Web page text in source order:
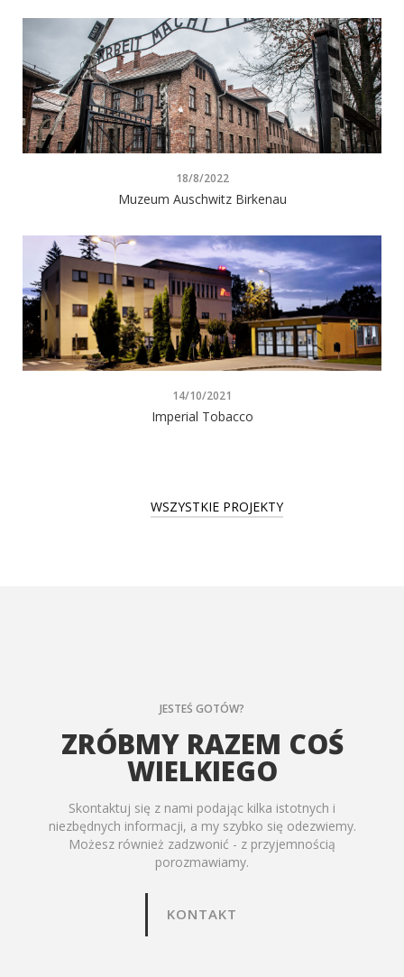
18/8/2022
Muzeum Auschwitz Birkenau
14/10/2021
Imperial Tobacco
WSZYSTKIE PROJEKTY
JESTEŚ GOTÓW?
ZRÓBMY RAZEM COŚ
WIELKIEGO
Skontaktuj się z nami podając kilka istotnych i
niezbędnych informacji, a my szybko się odezwiemy.
Możesz również zadzwonić - z przyjemnością
porozmawiamy.
KONTAKT